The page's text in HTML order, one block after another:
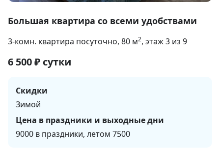
1
14
Большая квартира со всеми удобствами
3-комн. квартира посуточно, 80 м2, этаж 3 из 9
6 500₽ сутки
Скидки
Зимой
Цена в праздники и выходные дни
9000 в праздники, летом 7500